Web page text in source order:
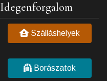
Idegenforgalom
Szálláshelyek
Borászatok